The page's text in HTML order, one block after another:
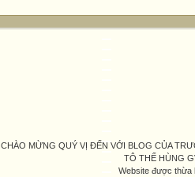
CHÀO MỪNG QUÝ VỊ ĐẾN VỚI BLOG CỦA
TÔ THẾ HÙNG
Website được